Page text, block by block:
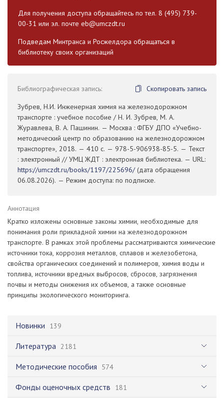
Новинки 139
Литература 2181
Методические пособия 574
Фонды оценочных средств 181
Для получения доступа обращайтесь по тел. 8 (495) 739-
00-31 или эл. почте eb@umczdt.ru
Подведам Минтранса и Росжелдора обращаться в
библиотеку своих организаций
Библиографическая запись:
Скопировать запись
Зубрев, Н.И. Инженерная химия на железнодорожном
транспорте : учебное пособие / Н. И. Зубрев, М. А.
Журавлева, В. А. Пашинин. — Москва : ФГБУ ДПО «Учебно-
методический центр по образованию на железнодорожном
транспорте», 2018. — 410 с. — 978-5-906938-85-5. — Текст
: электронный // УМЦ ЖДТ : электронная библиотека. — URL:
https://umczdt.ru/books/1197/225696/(дата обращения
06.08.2026). — Режим доступа: по подписке.
Аннотация
Кратко изложены основные законы химии, необходимые для
понимания роли прикладной химии на железнодорожном
транспорте. В рамках этой проблемы рассматриваются химические
источники тока, коррозия металлов, сплавов и железобетона,
свойства органических соединений и полимеров, химия воды и
топлива, источники вредных выбросов, сбросов, загрязнения
почвы и методы снижения их объемов, а также основные
принципы экологического мониторинга.